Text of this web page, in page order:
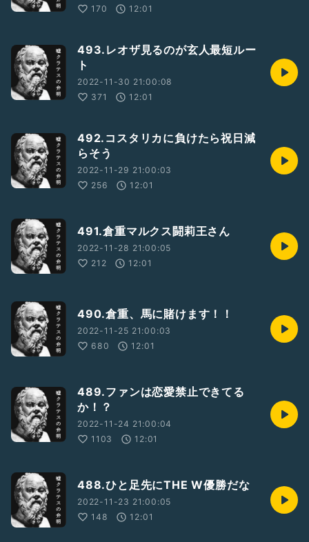
170
12:01
493.レオザ見るのが玄人最短ルー
ト
2022-11-30 21:00:08
371
12:01
492.コスタリカに負けたら祝日減
らそう
2022-11-29 21:00:03
256
12:01
491.倉重マルクス闘莉王さん
2022-11-28 21:00:05
212
12:01
490.倉重、馬に賭けます！！
2022-11-25 21:00:03
680
12:01
489.ファンは恋愛禁止できてる
か！？
2022-11-24 21:00:04
1103
12:01
488.ひと足先にTHE W優勝だな
2022-11-23 21:00:05
148
12:01